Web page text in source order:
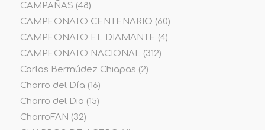
CAMPAÑAS (48)
CAMPEONATO CENTENARIO (60)
CAMPEONATO EL DIAMANTE (4)
CAMPEONATO NACIONAL(312)
Carlos Bermúdez Chiapas (2)
Charro del Día (16)
Charro del Dia (15)
CharroFAN (32)